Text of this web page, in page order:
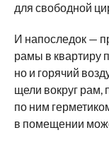
для свободной
И напоследок —
рамы в квартиру
но и горячий
щели вокруг рам,
по ним
в помещении